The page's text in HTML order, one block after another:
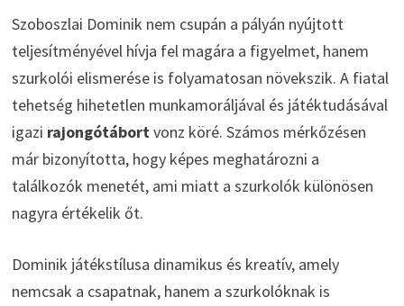
Szoboszlai Dominik nem csupán a pályán nyújtott
teljesítményével hívja fel magára a figyelmet, hanem
szurkolói elismerése is folyamatosan növekszik. A fiatal
tehetség hihetetlen munkamoráljával és játéktudásával
igazi rajongótábort vonz köré. Számos mérkőzésen
már bizonyította, hogy képes meghatározni a
találkozók menetét, ami miatt a szurkolók különösen
nagyra értékelik őt.
Dominik játékstílusa dinamikus és kreatív, amely
nemcsak a csapatnak, hanem a szurkolóknak is